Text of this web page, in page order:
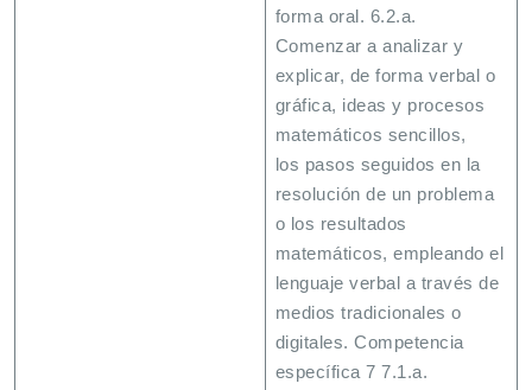
forma oral. 6.2.a.
Comenzar a analizar y
explicar, de forma verbal o
gráfica, ideas y procesos
matemáticos sencillos,
los pasos seguidos en la
resolución de un problema
o los resultados
matemáticos, empleando el
lenguaje verbal a través de
medios tradicionales o
digitales. Competencia
específica 7 7.1.a.